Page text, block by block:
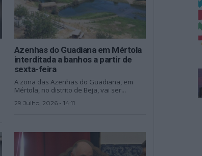
Azenhas do Guadiana em Mértola
interditada a banhos a partir de
sexta-feira
A zona das Azenhas do Guadiana, em
Mértola, no distrito de Beja, vai ser...
29 Julho, 2026 - 14:11